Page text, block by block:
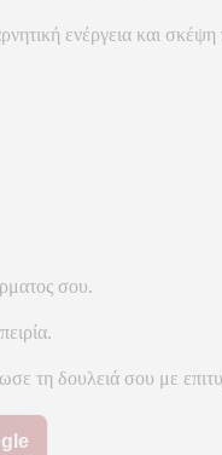
ενέργεια και
σου.
τη δουλειά σου με